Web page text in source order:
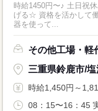
時給1450円〜♪ 土日祝休み♪ ※年
げる☆ 資格を活かして働きませんか？ 【
器を使って...
その他工場・軽
三重県鈴鹿市/塩
時給1,450円～
08：15〜16：45